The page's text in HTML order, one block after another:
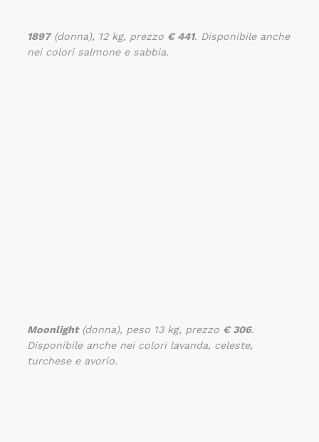
1897(donna), 12 kg, prezzo € 441. Disponibile anche
nei colori salmone e sabbia.
Moonlight(donna), peso 13 kg, prezzo € 306.
Disponibile anche nei colori lavanda, celeste,
turchese e avorio.